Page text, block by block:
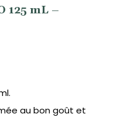
125 mL –
au bon goût et